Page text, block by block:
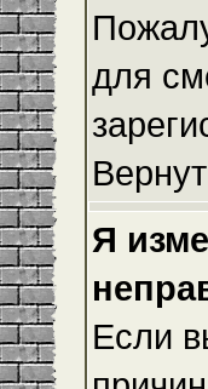
для
Я
Если